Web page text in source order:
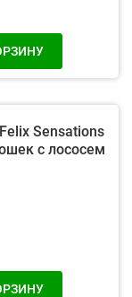
Sensations
с лососем